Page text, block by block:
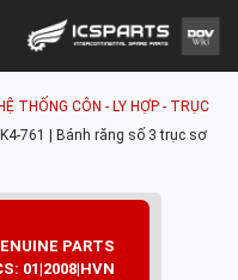
Tùng
HỆ THỐNG CÔN - LY HỢP - TRỤC
761 | Bánh răng số 3 trục sơ
PARTS
01|2008|HVN